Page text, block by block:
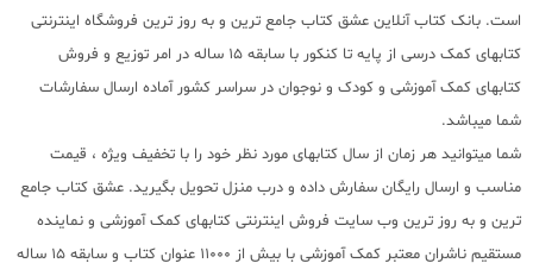
است. بانک کتاب آنلاین عشق کتاب جامع ترین و به روز ترین فروشگاه اینترنتی
کتابهای کمک درسی از پایه تا کنکور با سابقه 15 ساله در امر توزیع و فروش
کتابهای کمک آموزشی و کودک و نوجوان در سراسر کشور آماده ارسال سفارشات
شما میباشد.
شما میتوانید هر زمان از سال کتابهای مورد نظر خود را با تخفیف ویژه ، قیمت
مناسب و ارسال رایگان سفارش داده و درب منزل تحویل بگیرید. عشق کتاب جامع
ترین و به روز ترین وب سایت فروش اینترنتی کتابهای کمک آموزشی و نماینده
مستقیم ناشران معتبر کمک آموزشی با بیش از 11000 عنوان کتاب و سابقه 15 ساله